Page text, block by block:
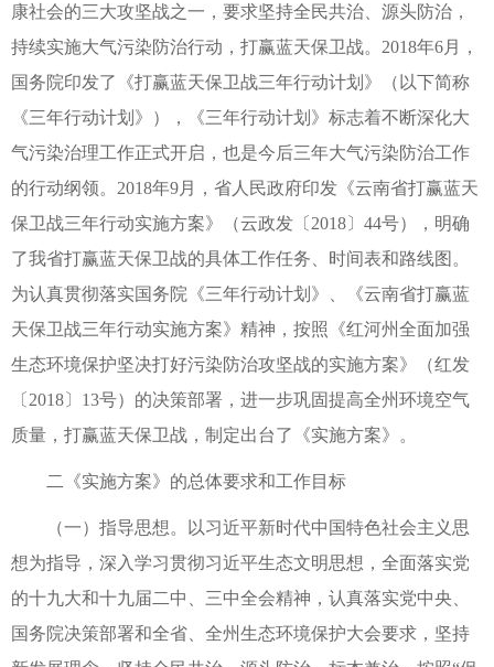
康社会的三大攻坚战之一，要求坚持全民共治、源头防治，
持续实施大气污染防治行动，打赢蓝天保卫战。2018年6月，
国务院印发了《打赢蓝天保卫战三年行动计划》（以下简称
《三年行动计划》），《三年行动计划》标志着不断深化大
气污染治理工作正式开启，也是今后三年大气污染防治工作
的行动纲领。2018年9月，省人民政府印发《云南省打赢蓝天
保卫战三年行动实施方案》（云政发〔2018〕44号），明确
了我省打赢蓝天保卫战的具体工作任务、时间表和路线图。
为认真贯彻落实国务院《三年行动计划》、《云南省打赢蓝
天保卫战三年行动实施方案》精神，按照《红河州全面加强
生态环境保护坚决打好污染防治攻坚战的实施方案》（红发
〔2018〕13号）的决策部署，进一步巩固提高全州环境空气
质量，打赢蓝天保卫战，制定出台了《实施方案》。
二《实施方案》的总体要求和工作目标
（一）指导思想。以习近平新时代中国特色社会主义思
想为指导，深入学习贯彻习近平生态文明思想，全面落实党
的十九大和十九届二中、三中全会精神，认真落实党中央、
国务院决策部署和全省、全州生态环境保护大会要求，坚持